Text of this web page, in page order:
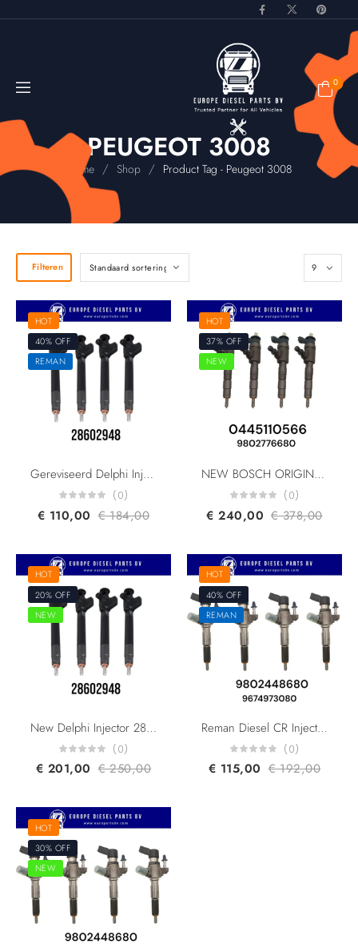
0
PEUGEOT 3008
Home / Shop / Product Tag - Peugeot 3008
Filteren
HOT
40% OFF
REMAN
Gereviseerd Delphi Injector 28602948 28319895 28388960 Ford Peugeot Citroen 9674984080 DS7Q-9F593-BB 2.0 HDi HDR360
(0)
€ 110,00 €184,00
HOT
37% OFF
NEW
NEW BOSCH ORIGINAL INJECTOR 0445110566 0445110565 PEUGEOT(PSA) CITROEN DS CITROEN 9802776680 CIT9802776680 DS9802776680 CR INJECTOR 1.6L DÄ°ESEL
(0)
€ 240,00 €378,00
HOT
20% OFF
NEW
New Delphi Injector 28602948 28319895 28388960 Ford Peugeot Citroen 9674984080 DS7Q-9F593-BB 2.0 HDi HDR360
(0)
€ 201,00 €250,00
HOT
40% OFF
REMAN
Reman Diesel CR Injector VDO SIEMENS A2C59513556 Peugeot Ford Citroen PSA 9802448680 9674973080 5WS40677 AV6Q-9F593-AA
(0)
€ 115,00 €192,00
HOT
30% OFF
NEW